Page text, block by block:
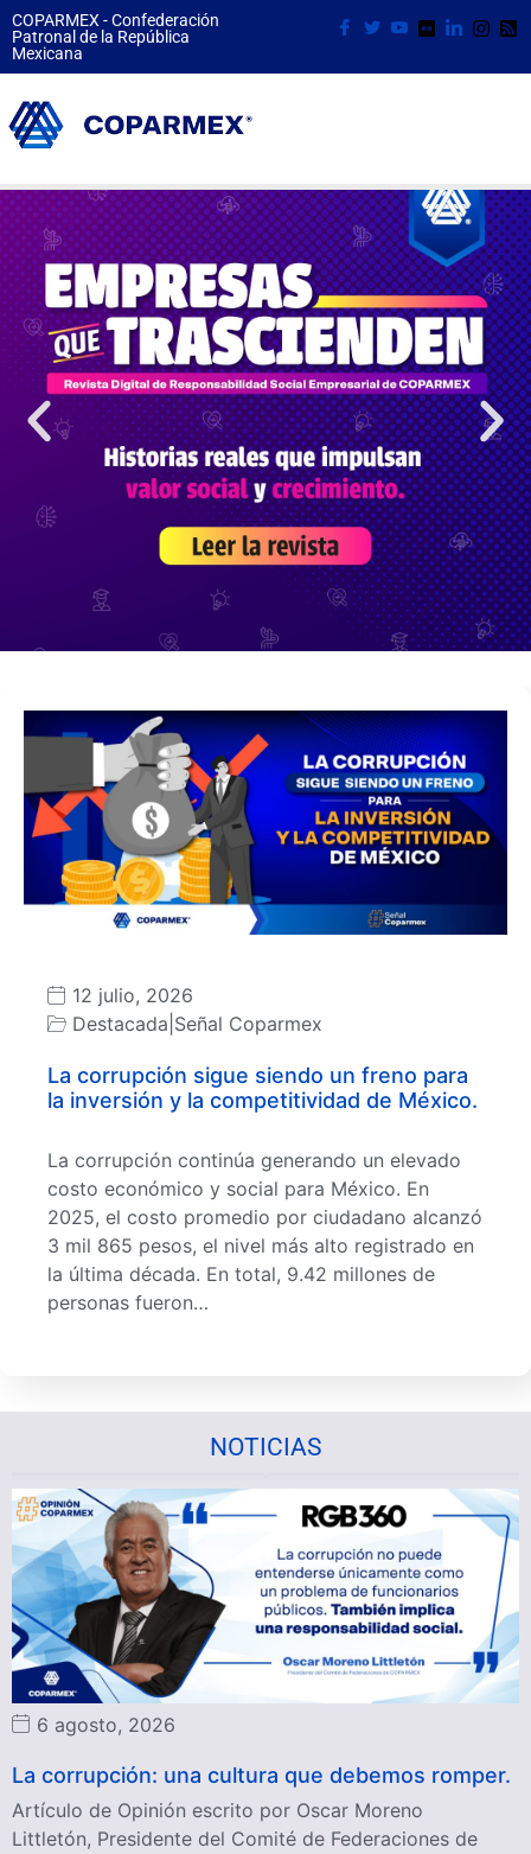
COPARMEX - Confederación
Patronal de la República
Mexicana
12 julio, 2026
Destacada Señal Coparmex
La corrupción sigue siendo un freno para
la inversión y la competitividad de México.
La corrupción continúa generando un elevado
costo económico y social para México. En
2025, el costo promedio por ciudadano alcanzó
3 mil 865 pesos, el nivel más alto registrado en
la última década. En total, 9.42 millones de
personas fueron…
NOTICIAS
6 agosto, 2026
La corrupción: una cultura que debemos romper.
Artículo de Opinión escrito por Oscar Moreno
Littletón, Presidente del Comité de Federaciones de